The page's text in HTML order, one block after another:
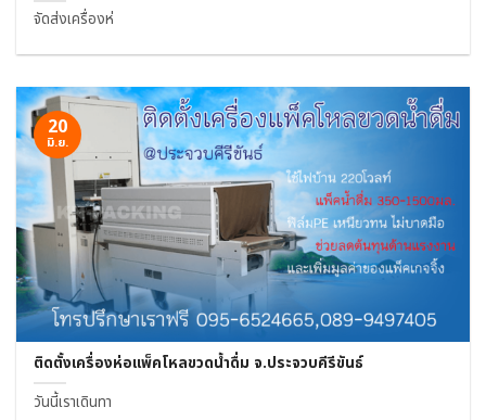
จัดส่งเครื่องห่
ติดตั้งเครื่องห่อแพ็คโหลขวดน้ำดื่ม จ.ประจวบคีรีขันธ์
วันนี้เราเดินทา
20
มิ.ย.